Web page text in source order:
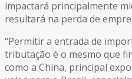
impactará principalmente
resultará na perda de
“Permitir a entrada de
tributação é o mesmo que
como a China, principal